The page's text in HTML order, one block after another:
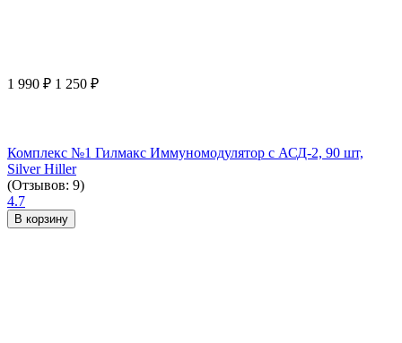
1 990 ₽ 1 250 ₽
Комплекс №1 Гилмакс Иммуномодулятор с АСД-2, 90 шт,
Silver Hiller
(Отзывов: 9)
4.7
В корзину